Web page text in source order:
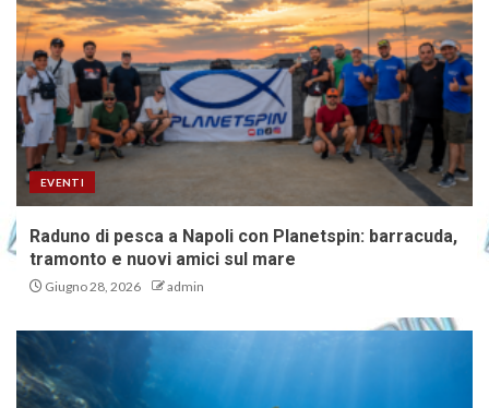
1
Invia la tua foto di pesca e vinci i
gadget Planetspin
2
Raduno di pesca a Napoli con
Planetspin: barracuda,
tramonto e nuovi amici sul mare
3
Salento: nuova specie aliena nel
Mediterraneo?
EVENTI
Raduno di pesca a Napoli con Planetspin: barracuda,
tramonto e nuovi amici sul mare
Giugno 28, 2026 admin